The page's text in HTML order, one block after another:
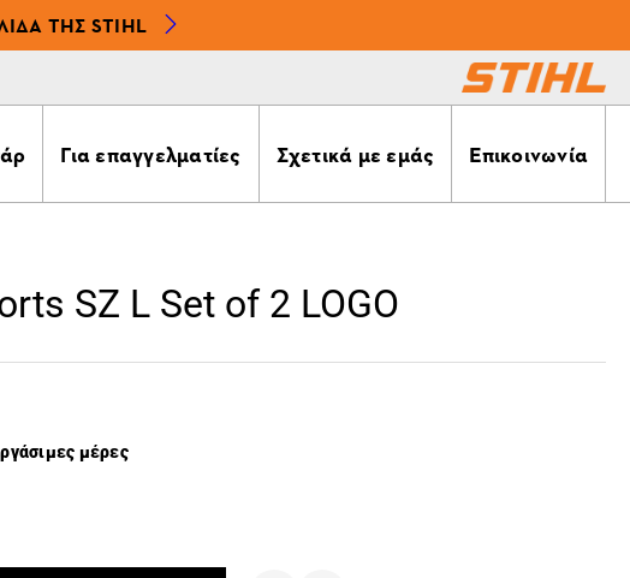
ΤΗΣ STIHL
Για επαγγελματίες Σχετικά με εμάς Επικοινωνία
SZ L Set of 2 LOGO
μέρες